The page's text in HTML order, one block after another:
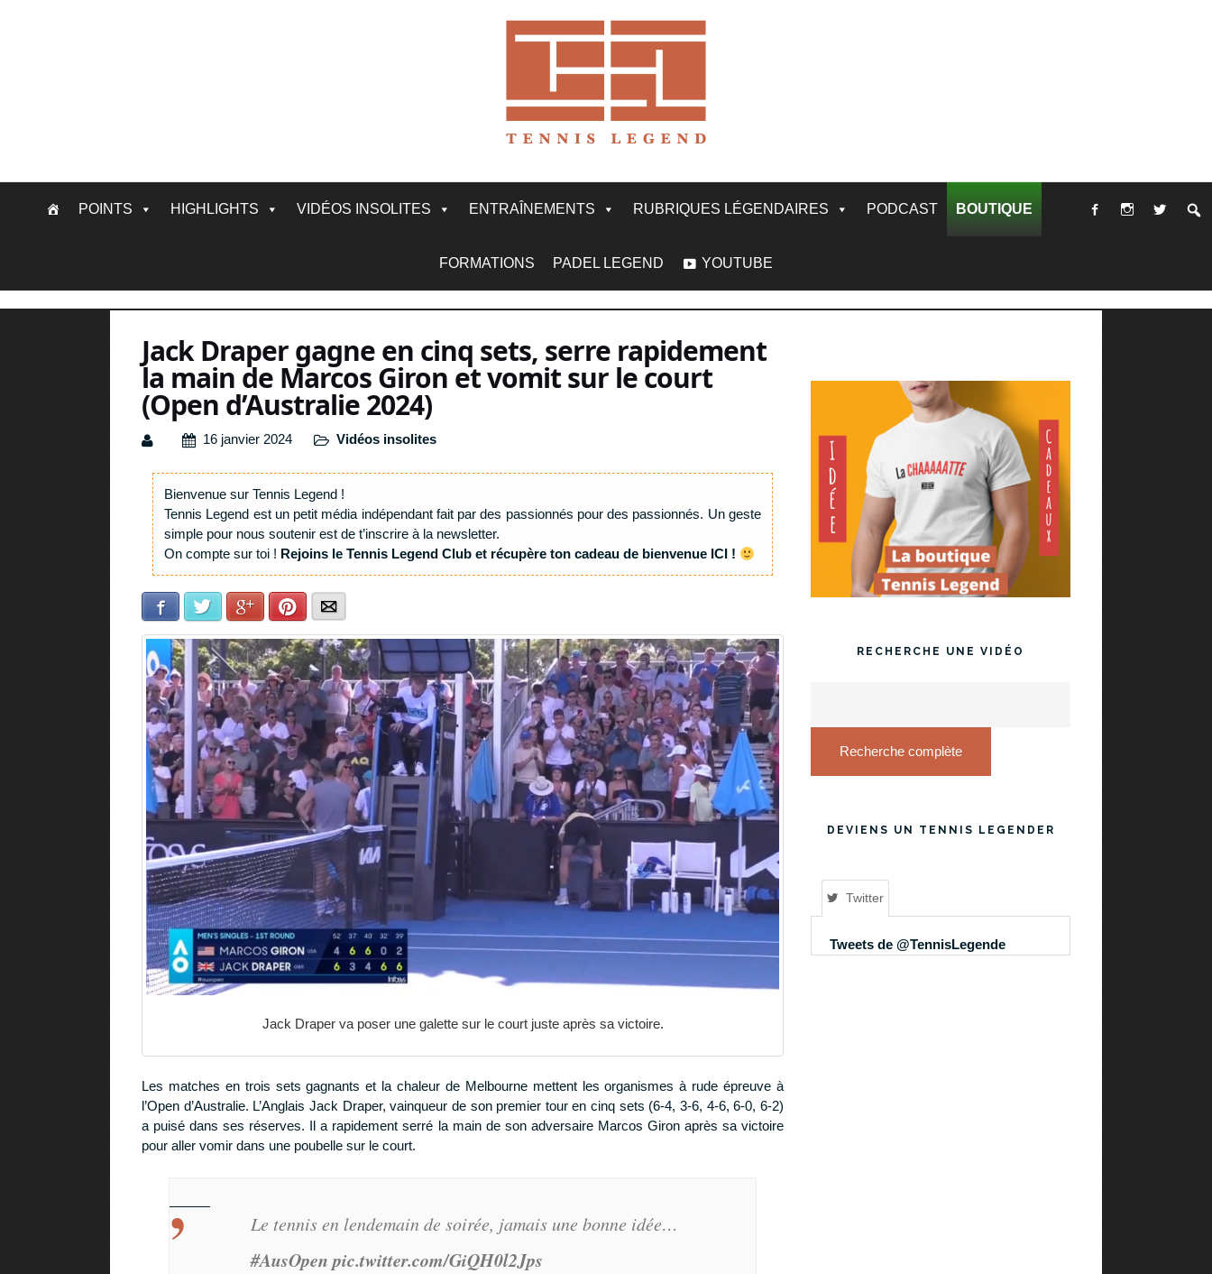
POINTS HIGHLIGHTS VIDÉOS INSOLITES ENTRAÎNEMENTS RUBRIQUES LÉGENDAIRES PODCAST BOUTIQUE
FORMATIONS PADEL LEGEND YOUTUBE
Jack Draper gagne en cinq sets, serre rapidement
la main de Marcos Giron et vomit sur le court
(Open d’Australie 2024)
16 janvier 2024 Vidéos insolites
Bienvenue sur Tennis Legend !
Tennis Legend est un petit média indépendant fait par des passionnés pour des passionnés. Un geste
simple pour nous soutenir est de t’inscrire à la newsletter.
On compte sur toi ! Rejoins le Tennis Legend Club et récupère ton cadeau de bienvenue ICI !
Facebook Twitter Google+Pinterest
Jack Draper va poser une galette sur le court juste après sa victoire.
Les matches en trois sets gagnants et la chaleur de Melbourne mettent les organismes à rude épreuve à
l’Open d’Australie. L’Anglais Jack Draper, vainqueur de son premier tour en cinq sets (6-4, 3-6, 4-6, 6-0, 6-2)
a puisé dans ses réserves. Il a rapidement serré la main de son adversaire Marcos Giron après sa victoire
pour aller vomir dans une poubelle sur le court.
Le tennis en lendemain de soirée, jamais une bonne idée…
#AusOpen pic.twitter.com/GiQH0l2Jps
RECHERCHE UNE VIDÉO
Recherche complète
DEVIENS UN TENNIS LEGENDER
Twitter
Tweets de @TennisLegende